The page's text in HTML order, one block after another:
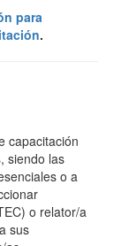
para
.
capacitación
siendo las
o a
o relator/a
sus